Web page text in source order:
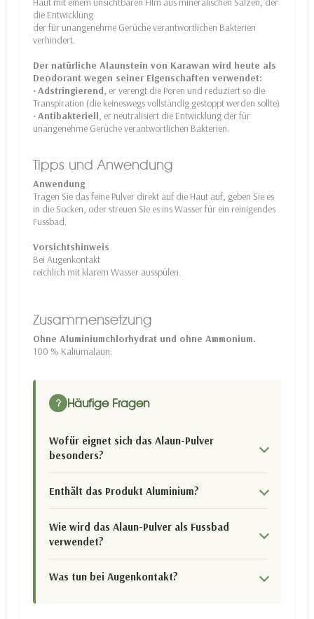
die Entwicklung
der für unangenehme Gerüche verantwortlichen Bakterien
verhindert.
Der natürliche Alaunstein von Karawan wird heute als
Deodorant wegen seiner Eigenschaften verwendet:
• Adstringierend, er verengt die Poren und reduziert so die
Transpiration (die keineswegs vollständig gestoppt werden sollte)
• Antibakteriell, er neutralisiert die Entwicklung der für
unangenehme Gerüche verantwortlichen Bakterien.
Tipps und Anwendung
Anwendung
Tragen Sie das feine Pulver direkt auf die Haut auf, geben Sie es
in die Socken, oder streuen Sie es ins Wasser für ein reinigendes
Fussbad.
Vorsichtshinweis
Bei Augenkontakt
reichlich mit klarem Wasser ausspülen.
Zusammensetzung
Ohne Aluminiumchlorhydrat und ohne Ammonium.
100 % Kaliumalaun.
? Häufige Fragen
Wofür eignet sich das Alaun-Pulver
besonders?
Enthält das Produkt Aluminium?
Wie wird das Alaun-Pulver als Fussbad
verwendet?
Was tun bei Augenkontakt?